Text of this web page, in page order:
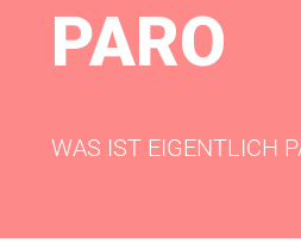
PARO
WAS IST EIGENTLICH